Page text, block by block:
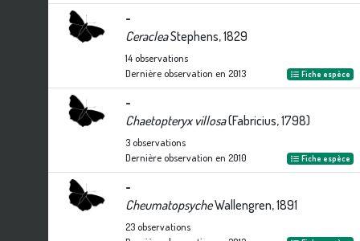
-
CeracleaStephens, 1829
14observations
Dernière observation en 2013 Fiche espèce
-
Chaetopteryx villosa(Fabricius, 1798)
3observations
Dernière observation en 2010 Fiche espèce
-
CheumatopsycheWallengren, 1891
23observations